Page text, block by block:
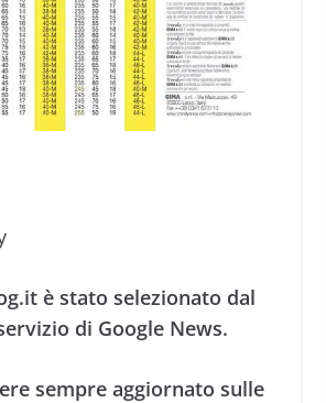
è stato selezionato dal
di Google News.
sempre aggiornato sulle